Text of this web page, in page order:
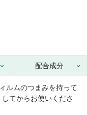
配合成分
ルムのつまみを持って
てからお使いくださ